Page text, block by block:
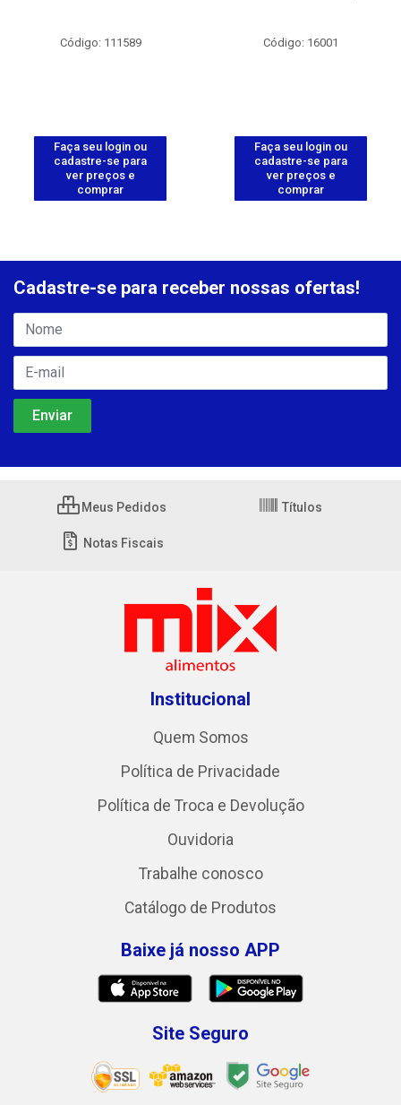
Código: 111589
Faça seu login ou
cadastre-se para
ver preços e
comprar
Código: 16001
Faça seu login ou
cadastre-se para
ver preços e
comprar
Cadastre-se para receber nossas ofertas!
Meus Pedidos Títulos
Notas Fiscais
Institucional
Quem Somos
Política de Privacidade
Política de Troca e Devolução
Ouvidoria
Trabalhe conosco
Catálogo de Produtos
Baixe já nosso APP
Site Seguro